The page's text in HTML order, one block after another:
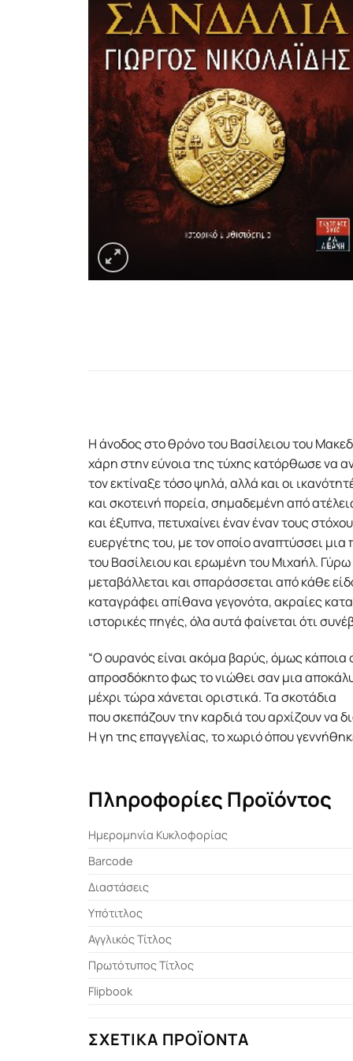
Η άνοδος στο θρόνο του Βασίλειου του
χάρη στην εύνοια της τύχης κατόρθωσε να
τον εκτίναξε τόσο ψηλά, αλλά και οι
και σκοτεινή πορεία, σημαδεμένη από
και έξυπνα, πετυχαίνει έναν έναν τους
ευεργέτης του, με τον οποίο αναπτύσσει
του Βασίλειου και ερωμένη του Μιχαήλ.
μεταβάλλεται και σπαράσσεται από κάθε
καταγράφει απίθανα γεγονότα, ακραίες
ιστορικές πηγές, όλα αυτά φαίνεται ότι
“Ο ουρανός είναι ακόµα βαρύς, όµως
απροσδόκητο φως το νιώθει σαν µια
µέχρι τώρα χάνεται οριστικά. Τα σκοτάδια
που σκεπάζουν την καρδιά του αρχίζουν να
Η γη της επαγγελίας, το χωριό όπου
Πληροφορίες Προϊόντος
Ημερομηνία Κυκλοφορίας
Barcode
Διαστάσεις
Υπότιτλος
Αγγλικός Τίτλος
Πρωτότυπος Τίτλος
Flipbook
ΣΧΕΤΙΚΆ ΠΡΟΪΌΝΤΑ